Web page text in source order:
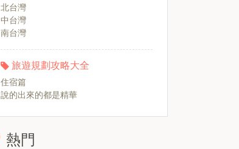
北台灣
中台灣
南台灣
旅遊規劃攻略大全
住宿篇
說的出來的都是精華
熱門